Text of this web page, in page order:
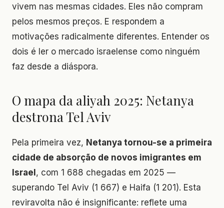
vivem nas mesmas cidades. Eles não compram
pelos mesmos preços. E respondem a
motivações radicalmente diferentes. Entender os
dois é ler o mercado israelense como ninguém
faz desde a diáspora.
O mapa da aliyah 2025: Netanya
destrona Tel Aviv
Pela primeira vez, Netanya tornou-se a primeira
cidade de absorção de novos imigrantes em
Israel , com 1 688 chegadas em 2025 —
superando Tel Aviv (1 667) e Haifa (1 201). Esta
reviravolta não é insignificante: reflete uma